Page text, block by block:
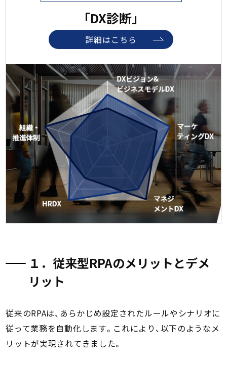
「DX診断」
詳細はこちら
１．従来型RPAのメリットとデメ
リット
従来のRPAは、あらかじめ設定されたルールやシナリオに
従って業務を自動化します。これにより、以下のようなメ
リットが実現されてきました。